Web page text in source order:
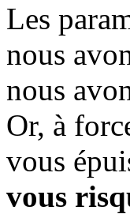
Les
nous
nous
Or, à
vous
vous